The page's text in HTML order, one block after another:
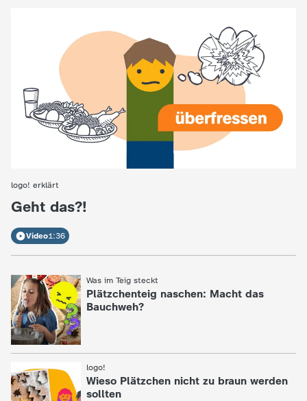
logo! erklärt
:
Geht das?!
Video1:36
Was im Teig steckt
:
Plätzchenteig naschen: Macht das
Bauchweh?
logo!
:
Wieso Plätzchen nicht zu braun werden
sollten